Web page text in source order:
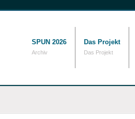
SPUN 2026
Archiv
Das Projekt
Das Projekt